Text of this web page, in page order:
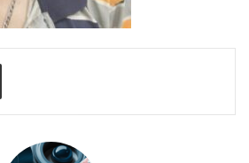
Compartir por correo electrónico